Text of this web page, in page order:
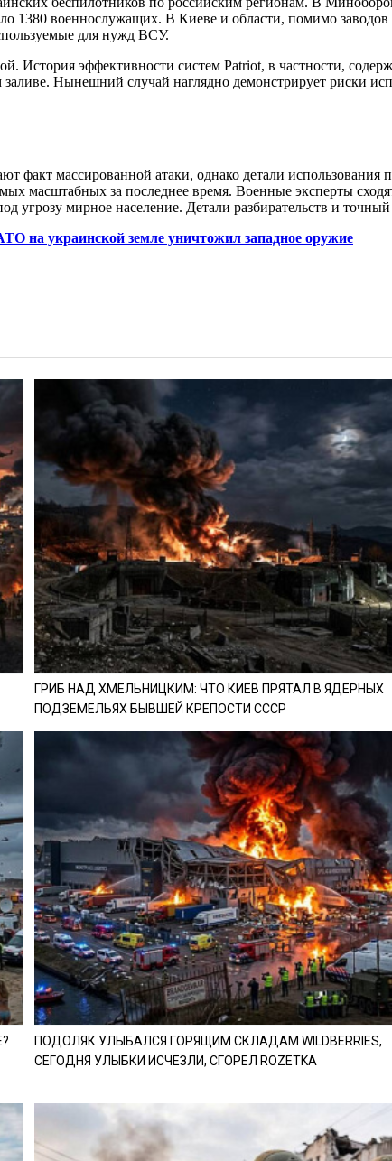
1380 военнослужащих. В Киеве и области, помимо
для нужд ВСУ.
История эффективности систем Patriot, в частности,
Нынешний случай наглядно демонстрирует риски
массированной атаки, однако детали
масштабных за последнее время. Военные эксперты
угрозу мирное население. Детали разбирательств и
на украинской земле уничтожил западное оружие
ГРИБ НАД ХМЕЛЬНИЦКИМ: ЧТО КИЕВ ПРЯТАЛ В ЯДЕРНЫХ
ПОДЗЕМЕЛЬЯХ БЫВШЕЙ КРЕПОСТИ СССР
ПОДОЛЯК УЛЫБАЛСЯ ГОРЯЩИМ СКЛАДАМ WILDBERRIES,
СЕГОДНЯ УЛЫБКИ ИСЧЕЗЛИ, СГОРЕЛ ROZETKA